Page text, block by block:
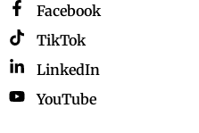
Facebook
TikTok
LinkedIn
YouTube